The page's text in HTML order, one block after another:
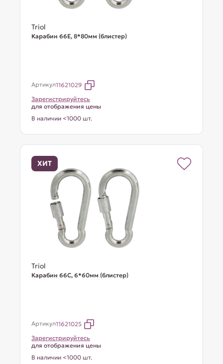
Triol
Карабин 66E, 8*80мм (блистер)
Артикул11621029
Зарегистрируйтесь
для отображения цены
В наличии <1000 шт.
ХИТ
Triol
Карабин 66C, 6*60мм (блистер)
Артикул11621025
Зарегистрируйтесь
для отображения цены
В наличии <1000 шт.